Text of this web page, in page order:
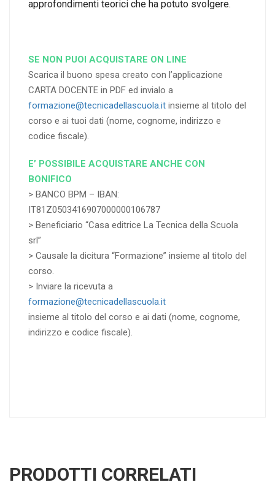
approfondimenti teorici che ha potuto svolgere.
SE NON PUOI ACQUISTARE ON LINE
Scarica il buono spesa creato con l’applicazione
CARTA DOCENTE in PDF ed invialo a
formazione@tecnicadellascuola.it insieme al titolo del
corso e ai tuoi dati (nome, cognome, indirizzo e
codice fiscale).
E’ POSSIBILE ACQUISTARE ANCHE CON
BONIFICO
> BANCO BPM – IBAN:
IT81Z0503416907000000106787
> Beneficiario “Casa editrice La Tecnica della Scuola
srl”
> Causale la dicitura “Formazione” insieme al titolo del
corso.
> Inviare la ricevuta a
formazione@tecnicadellascuola.it
insieme al titolo del corso e ai dati (nome, cognome,
indirizzo e codice fiscale).
PRODOTTI CORRELATI